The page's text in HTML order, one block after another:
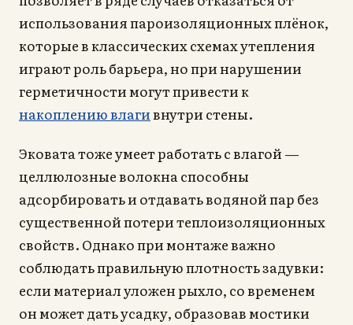
использования пароизоляционных плёнок,
которые в классических схемах утепления
играют роль барьера, но при нарушении
герметичности могут привести к
накоплению влагивнутри стены.
Эковата тоже умеет работать с влагой —
целлюлозные волокна способны
адсорбировать и отдавать водяной пар без
существенной потери теплоизоляционных
свойств. Однако при монтаже важно
соблюдать правильную плотность задувки:
если материал уложен рыхло, со временем
он может дать усадку, образовав мостики